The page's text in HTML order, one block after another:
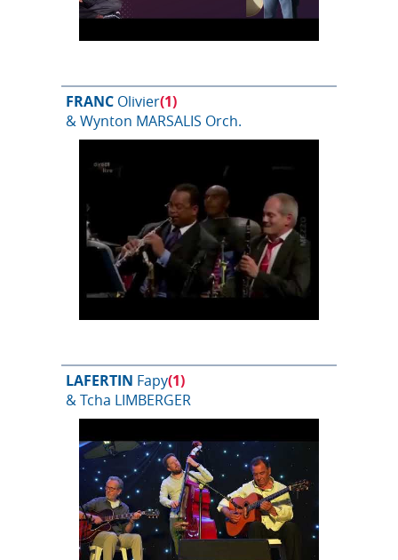
FRANC Olivier(1)
& Wynton MARSALIS Orch.
LAFERTIN Fapy(1)
& Tcha LIMBERGER